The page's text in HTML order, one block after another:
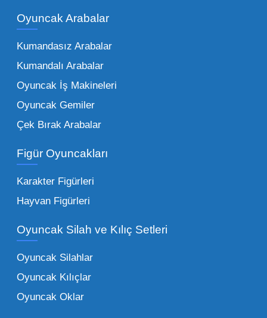
kadar zengindir. Bir mağazanın veya eğitim
çeşitliliği ile doğru orantılıdır. İşte Mega
Oyuncak bünyesinde öne çıkan ve en çok
tercih edilen kategorilerimiz:
Peluş Oyuncaklar:
vazgeçilmezi olan yumuşak dokulu sevilen
seçeneklerimizi keşfederek koleksiyonunuza
en sevilen karakterleri ekleyebilirsiniz.
Eğitici Setler:
tarafından tercih edilentoptan eğitici
ebeveynlerin son yıllarda en çok satın aldığı
ürün grupları arasında yer almaktadır.
Oyuncak Araçlar:
Oyuncak Arabalar
Kumandasız Arabalar
Kumandalı Arabalar
Oyuncak İş Makineleri
Oyuncak Gemiler
Çek Bırak Arabalar
Figür Oyuncakları
Karakter Figürleri
Hayvan Figürleri
Oyuncak Silah ve Kılıç Setleri
Oyuncak Silahlar
Oyuncak Kılıçlar
Oyuncak Oklar